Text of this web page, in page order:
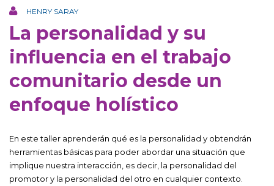
HENRY SARAY
La personalidad y su
influencia en el trabajo
comunitario desde un
enfoque holístico
En este taller aprenderán qué es la personalidad y obtendrán
herramientas básicas para poder abordar una situación que
implique nuestra interacción, es decir, la personalidad del
promotor y la personalidad del otro en cualquier contexto.